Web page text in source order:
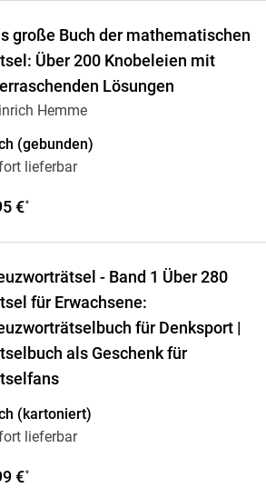
große Buch der mathematischen
Über 200 Knobeleien mit
Lösungen
Hemme
(gebunden)
lieferbar
€*
- Band 1 Über 280
für Erwachsene:
für Denksport |
als Geschenk für
(kartoniert)
lieferbar
€*